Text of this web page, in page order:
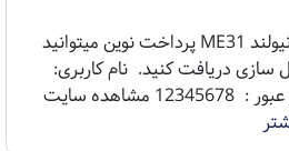
برای فعال سازی اپ نیولند ME31 پرداخت نوین میتوانید
سازی دریافت کنید. نام کاربری:
NewlandUser رمز عبور : 12345678 مشاهده سایت